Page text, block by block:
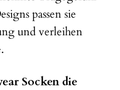
passen sie
und verleihen
Socken die